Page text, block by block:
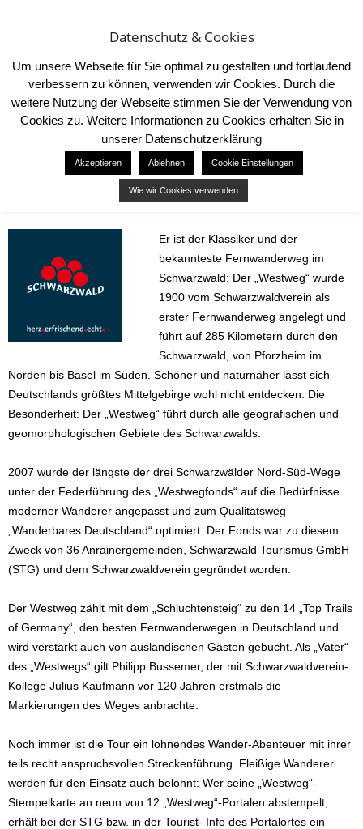
Wandern im Schwarzwald
Er ist der Klassiker und der
bekannteste Fernwanderweg im
Schwarzwald: Der „Westweg“ wurde
1900 vom Schwarzwaldverein als
erster Fernwanderweg angelegt und
führt auf 285 Kilometern durch den
Schwarzwald, von Pforzheim im
Norden bis Basel im Süden. Schöner und naturnäher lässt sich
Deutschlands größtes Mittelgebirge wohl nicht entdecken. Die
Besonderheit: Der „Westweg“ führt durch alle geografischen und
geomorphologischen Gebiete des Schwarzwalds.
2007 wurde der längste der drei Schwarzwälder Nord-Süd-Wege
unter der Federführung des „Westwegfonds“ auf die Bedürfnisse
moderner Wanderer angepasst und zum Qualitätsweg
„Wanderbares Deutschland“ optimiert. Der Fonds war zu diesem
Zweck von 36 Anrainergemeinden, Schwarzwald Tourismus GmbH
(STG) und dem Schwarzwaldverein gegründet worden.
Der Westweg zählt mit dem „Schluchtensteig“ zu den 14 „Top Trails
of Germany“, den besten Fernwanderwegen in Deutschland und
wird verstärkt auch von ausländischen Gästen gebucht. Als „Vater“
des „Westwegs“ gilt Philipp Bussemer, der mit Schwarzwaldverein-
Kollege Julius Kaufmann vor 120 Jahren erstmals die
Markierungen des Weges anbrachte.
Noch immer ist die Tour ein lohnendes Wander-Abenteuer mit ihrer
teils recht anspruchsvollen Streckenführung. Fleißige Wanderer
werden für den Einsatz auch belohnt: Wer seine „Westweg“-
Stempelkarte an neun von 12 „Westweg“-Portalen abstempelt,
erhält bei der STG bzw. in der Tourist- Info des Portalortes ein
Datenschutz & Cookies
Um unsere Webseite für Sie optimal zu gestalten und fortlaufend
verbessern zu können, verwenden wir Cookies. Durch die
weitere Nutzung der Webseite stimmen Sie der Verwendung von
Cookies zu. Weitere Informationen zu Cookies erhalten Sie in
unserer Datenschutzerklärung
Akzeptieren Ablehnen Cookie Einstellungen
Wie wir Cookies verwenden